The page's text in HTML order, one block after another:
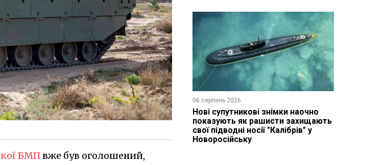
БМПвже був оголошений,
06 серпень 2026
Нові супутникові знімки наочно
показують як рашисти захищають
свої підводні носії "Калібрів" у
Новоросійську